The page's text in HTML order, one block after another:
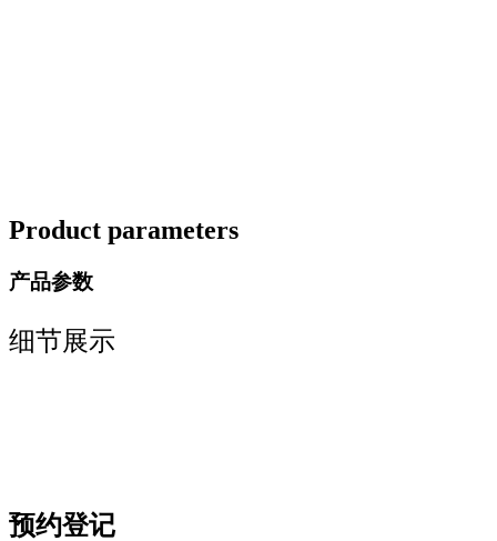
Product parameters
产品参数
细节展示
预约登记